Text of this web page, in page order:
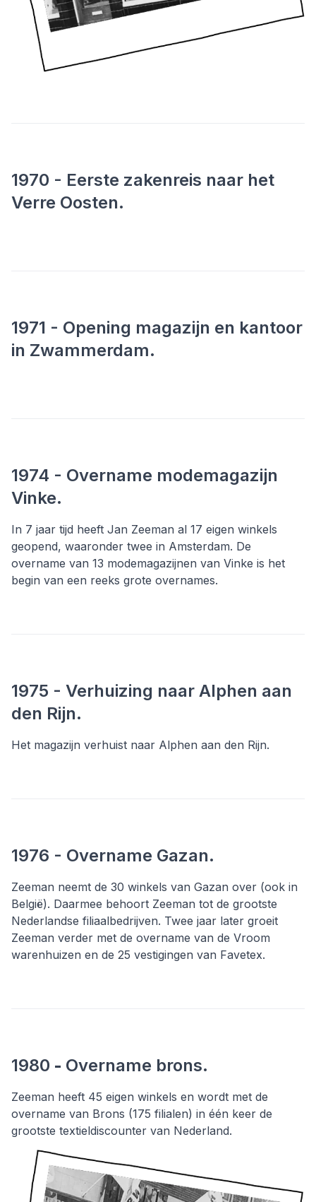
1970 - Eerste zakenreis naar het
Verre Oosten.
1971 - Opening magazijn en kantoor
in Zwammerdam.
1974 - Overname modemagazijn
Vinke.
In 7 jaar tijd heeft Jan Zeeman al 17 eigen winkels
geopend, waaronder twee in Amsterdam. De
overname van 13 modemagazijnen van Vinke is het
begin van een reeks grote overnames.
1975 - Verhuizing naar Alphen aan
den Rijn.
Het magazijn verhuist naar Alphen aan den Rijn.
1976 - Overname Gazan.
Zeeman neemt de 30 winkels van Gazan over (ook in
België). Daarmee behoort Zeeman tot de grootste
Nederlandse filiaalbedrijven. Twee jaar later groeit
Zeeman verder met de overname van de Vroom
warenhuizen en de 25 vestigingen van Favetex.
1980 - Overname brons.
Zeeman heeft 45 eigen winkels en wordt met de
overname van Brons (175 filialen) in één keer de
grootste textieldiscounter van Nederland.